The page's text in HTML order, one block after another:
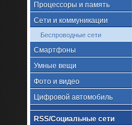
Процессоры и память
Сети и коммуникации
Беспроводные сети
Смартфоны
Умные вещи
Фото и видео
Цифровой автомобиль
RSS/Социальные сети